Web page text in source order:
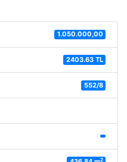
1.050.000,00
2403.63 TL
552/8
2